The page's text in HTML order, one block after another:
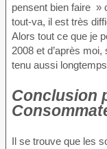
pensent bien faire »
tout-va, il est très
Alors tout ce que je
2008 et d’après moi,
tenu aussi
Conclusion
Il se trouve que les